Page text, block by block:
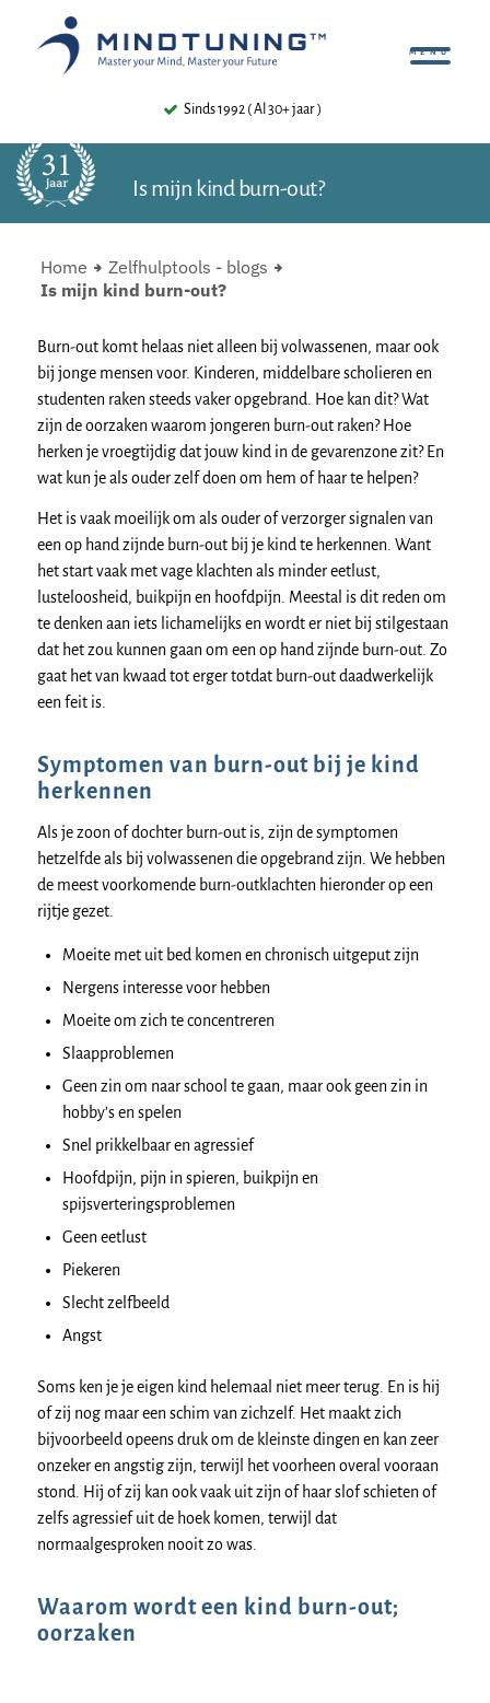
4.8 ⭐⭐⭐⭐⭐ ( 480+ Reviews )
Is mijn kind burn-out?
Home
Zelfhulptools - blogs
Is mijn kind burn-out?
Burn-out komt helaas niet alleen bij volwassenen, maar ook
bij jonge mensen voor. Kinderen, middelbare scholieren en
studenten raken steeds vaker opgebrand. Hoe kan dit? Wat
zijn de oorzaken waarom jongeren burn-out raken? Hoe
herken je vroegtijdig dat jouw kind in de gevarenzone zit? En
wat kun je als ouder zelf doen om hem of haar te helpen?
Het is vaak moeilijk om als ouder of verzorger signalen van
een op hand zijnde burn-out bij je kind te herkennen. Want
het start vaak met vage klachten als minder eetlust,
lusteloosheid, buikpijn en hoofdpijn. Meestal is dit reden om
te denken aan iets lichamelijks en wordt er niet bij stilgestaan
dat het zou kunnen gaan om een op hand zijnde burn-out. Zo
gaat het van kwaad tot erger totdat burn-out daadwerkelijk
een feit is.
Symptomen van burn-out bij je kind
herkennen
Als je zoon of dochter burn-out is, zijn de symptomen
hetzelfde als bij volwassenen die opgebrand zijn. We hebben
de meest voorkomende burn-outklachten hieronder op een
rijtje gezet.
Moeite met uit bed komen en chronisch uitgeput zijn
Nergens interesse voor hebben
Moeite om zich te concentreren
Slaapproblemen
Geen zin om naar school te gaan, maar ook geen zin in
hobby’s en spelen
Snel prikkelbaar en agressief
Hoofdpijn, pijn in spieren, buikpijn en
spijsverteringsproblemen
Geen eetlust
Piekeren
Slecht zelfbeeld
Angst
Soms ken je je eigen kind helemaal niet meer terug. En is hij
of zij nog maar een schim van zichzelf. Het maakt zich
bijvoorbeeld opeens druk om de kleinste dingen en kan zeer
onzeker en angstig zijn, terwijl het voorheen overal vooraan
stond. Hij of zij kan ook vaak uit zijn of haar slof schieten of
zelfs agressief uit de hoek komen, terwijl dat
normaalgesproken nooit zo was.
Waarom wordt een kind burn-out;
oorzaken